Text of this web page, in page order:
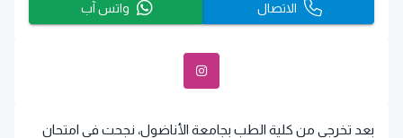
بعد تخرجي من كلية الطب بجامعة الأناضول، نجحت في امتحان
الاتصال واتس آب